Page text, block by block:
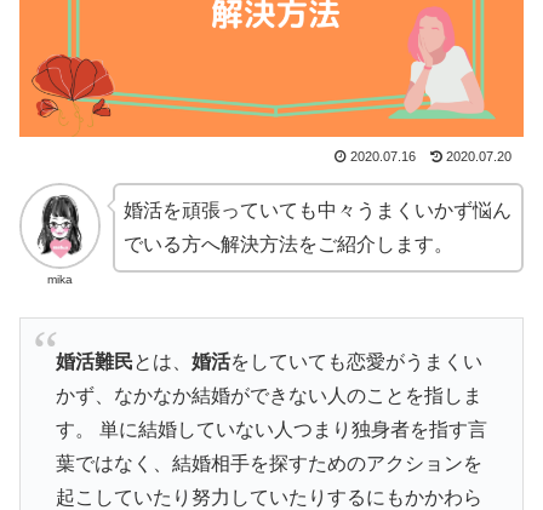
2020.07.16 2020.07.20
mika
婚活を頑張っていても中々うまくいかず悩ん
でいる方へ解決方法をご紹介します。
婚活難民とは、 婚活をしていても恋愛がうまくい
かず、なかなか結婚ができない人のことを指しま
す。 単に結婚していない人つまり独身者を指す言
葉ではなく、結婚相手を探すためのアクションを
起こしていたり努力していたりするにもかかわら